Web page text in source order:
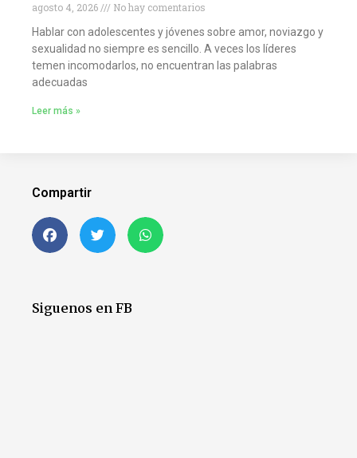
agosto 4, 2026
No hay comentarios
Hablar con adolescentes y jóvenes sobre amor, noviazgo y
sexualidad no siempre es sencillo. A veces los líderes
temen incomodarlos, no encuentran las palabras
adecuadas
Leer más »
Compartir
Siguenos en FB